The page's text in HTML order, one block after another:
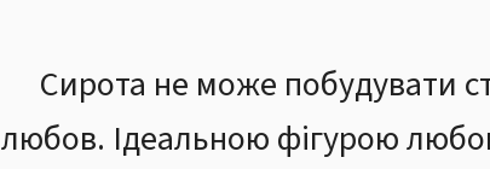
Сирота не може побудувати
любов. Ідеальною фігурою